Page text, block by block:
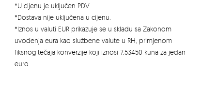
*U cijenu je uključen PDV.
*Dostava nije uključena u cijenu.
*Iznos u valuti EUR prikazuje se u skladu sa Zakonom
uvođenja eura kao službene valute u RH, primjenom
fiksnog tečaja konverzije koji iznosi 7,53450 kuna za jedan
euro.